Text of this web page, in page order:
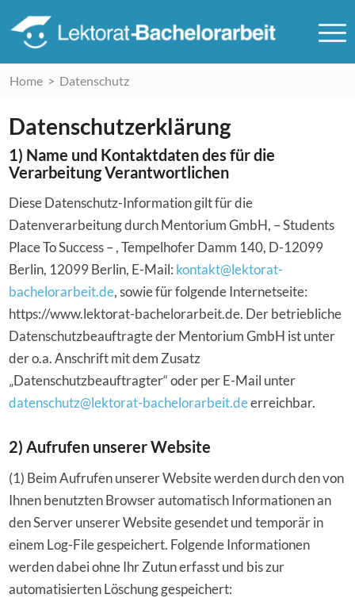
Home > Datenschutz
Datenschutzerklärung
1) Name und Kontaktdaten des für die
Verarbeitung Verantwortlichen
Diese Datenschutz-Information gilt für die
Datenverarbeitung durch Mentorium GmbH, – Students
Place To Success – , Tempelhofer Damm 140, D-12099
Berlin, 12099 Berlin, E-Mail: kontakt@lektorat-
bachelorarbeit.de, sowie für folgende Internetseite:
https://www.lektorat-bachelorarbeit.de. Der betriebliche
Datenschutzbeauftragte der Mentorium GmbH ist unter
der o.a. Anschrift mit dem Zusatz
„Datenschutzbeauftragter“ oder per E-Mail unter
datenschutz@lektorat-bachelorarbeit.deerreichbar.
2) Aufrufen unserer Website
(1) Beim Aufrufen unserer Website werden durch den von
Ihnen benutzten Browser automatisch Informationen an
den Server unserer Website gesendet und temporär in
einem Log-File gespeichert. Folgende Informationen
werden dabei ohne Ihr Zutun erfasst und bis zur
automatisierten Löschung gespeichert: